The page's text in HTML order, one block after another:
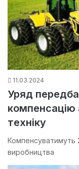
11.03.2024
Уряд
компенсацію
техніку
Компенсуватимуть
виробництва